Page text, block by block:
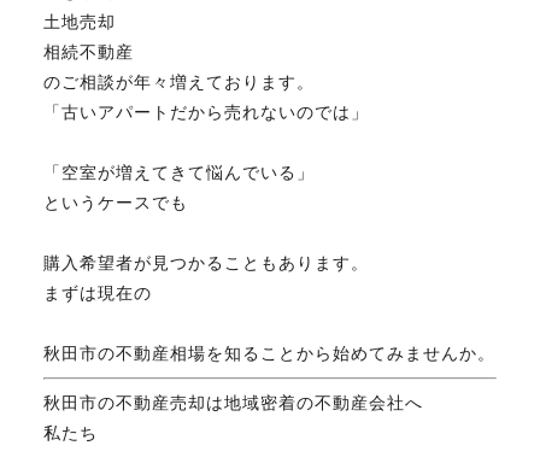
土地売却
相続不動産
のご相談が年々増えております。
「古いアパートだから売れないのでは」
「空室が増えてきて悩んでいる」
というケースでも
購入希望者が見つかることもあります。
まずは現在の
秋田市の不動産相場を知ることから始めてみませんか。
秋田市の不動産売却は地域密着の不動産会社へ
私たち